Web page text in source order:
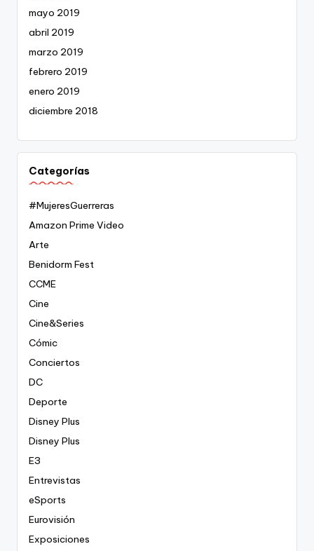
mayo 2019
abril 2019
marzo 2019
febrero 2019
enero 2019
diciembre 2018
Categorías
#MujeresGuerreras
Amazon Prime Video
Arte
Benidorm Fest
CCME
Cine
Cine&Series
Cómic
Conciertos
DC
Deporte
Disney Plus
Disney Plus
E3
Entrevistas
eSports
Eurovisión
Exposiciones